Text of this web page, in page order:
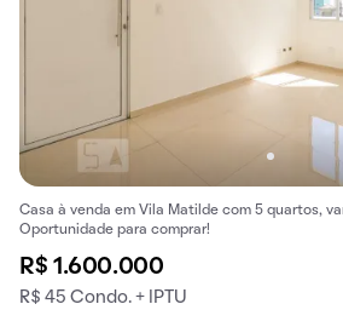
Casa à venda em Vila Matilde com 5 quartos,
Oportunidade para comprar!
R$ 1.600.000
R$ 45 Condo. + IPTU